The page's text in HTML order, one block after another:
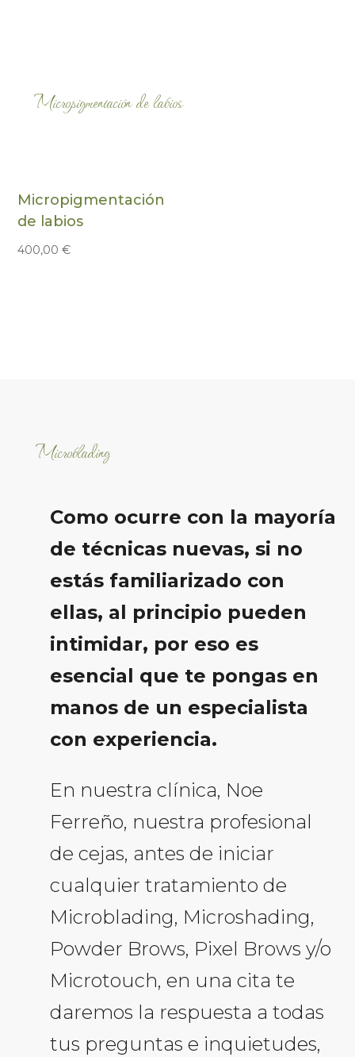
Micropigmentación de labios
Micropigmentación
de labios
400,00€
Microblading
Como ocurre con la mayoría
de técnicas nuevas, si no
estás familiarizado con
ellas, al principio pueden
intimidar, por eso es
esencial que te pongas en
manos de un especialista
con experiencia.
En nuestra clínica, Noe
Ferreño, nuestra profesional
de cejas, antes de iniciar
cualquier tratamiento de
Microblading, Microshading,
Powder Brows, Pixel Brows y/o
Microtouch, en una cita te
daremos la respuesta a todas
tus preguntas e inquietudes,